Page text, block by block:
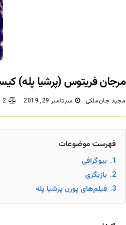
مرجان فریتوس (پرشیا پله)
مجید جان‌ملکی سپتامبر 29, 2019 2 شکایت/دیدگاه
فهرست موضوعات
1. بیوگرافی
2. بازیگری
3. فیلم‌های پورن پرشیا پله